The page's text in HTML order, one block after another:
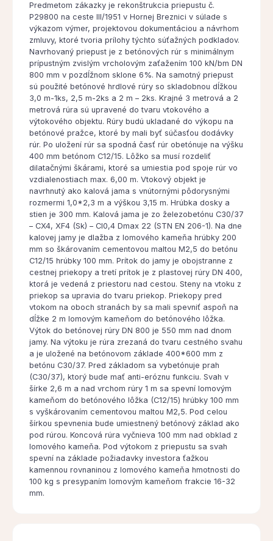
Predmetom zákazky je rekonštrukcia priepustu č.
P29800 na ceste III/1951 v Hornej Breznici v súlade s
výkazom výmer, projektovou dokumentáciou a návrhom
zmluvy, ktoré tvoria prílohy týchto súťažných podkladov.
Navrhovaný priepust je z betónových rúr s minimálnym
prípustným zvislým vrcholovým zaťažením 100 kN/bm DN
800 mm v pozdĺžnom sklone 6%. Na samotný priepust
sú použité betónové hrdlové rúry so skladobnou dĺžkou
3,0 m-1ks, 2,5 m-2ks a 2 m – 2ks. Krajné 3 metrová a 2
metrová rúra sú upravené do tvaru vtokového a
výtokového objektu. Rúry budú ukladané do výkopu na
betónové pražce, ktoré by mali byť súčasťou dodávky
rúr. Po uložení rúr sa spodná časť rúr obetónuje na výšku
400 mm betónom C12/15. Lôžko sa musí rozdeliť
dilatačnými škárami, ktoré sa umiestia pod spoje rúr vo
vzdialenostiach max. 6,00 m. Vtokový objekt je
navrhnutý ako kalová jama s vnútornými pôdorysnými
rozmermi 1,0*2,3 m a výškou 3,15 m. Hrúbka dosky a
stien je 300 mm. Kalová jama je zo železobetónu C30/37
– CX4, XF4 (Sk) – Cl0,4 Dmax 22 (STN EN 206-1). Na dne
kalovej jamy je dlažba z lomového kameňa hrúbky 200
mm so škárovaním cementovou maltou M2,5 do betónu
C12/15 hrúbky 100 mm. Prítok do jamy je obojstranne z
cestnej priekopy a tretí prítok je z plastovej rúry DN 400,
ktorá je vedená z priestoru nad cestou. Steny na vtoku z
priekop sa upravia do tvaru priekop. Priekopy pred
vtokom na oboch stranách by sa mali spevniť aspoň na
dĺžke 2 m lomovým kameňom do betónového lôžka.
Výtok do betónovej rúry DN 800 je 550 mm nad dnom
jamy. Na výtoku je rúra zrezaná do tvaru cestného svahu
a je uložené na betónovom základe 400*600 mm z
betónu C30/37. Pred základom sa vybetónuje prah
(C30/37), ktorý bude mať anti-eróznu funkciu. Svah v
šírke 2,6 m a nad vrchom rúry 1 m sa spevní lomovým
kameňom do betónového lôžka (C12/15) hrúbky 100 mm
s vyškárovaním cementovou maltou M2,5. Pod celou
šírkou spevnenia bude umiestnený betónový základ ako
pod rúrou. Koncová rúra vyčnieva 100 mm nad obklad z
lomového kameňa. Pod výtokom z priepustu sa svah
spevní na základe požiadavky investora ťažkou
kamennou rovnaninou z lomového kameňa hmotnosti do
100 kg s presypaním lomovým kameňom frakcie 16-32
mm.